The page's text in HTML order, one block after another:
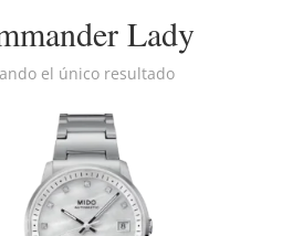
Lady
el único resultado